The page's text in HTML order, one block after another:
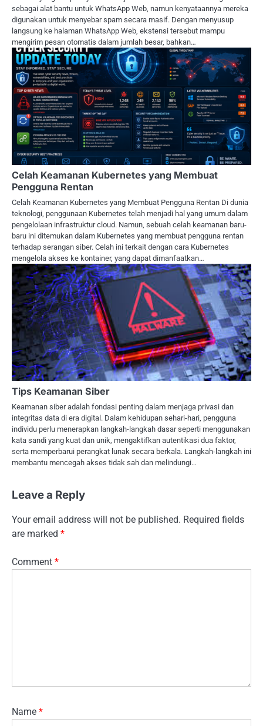
sebagai alat bantu untuk WhatsApp Web, namun kenyataannya mereka
digunakan untuk menyebar spam secara masif. Dengan menyusup
langsung ke halaman WhatsApp Web, ekstensi tersebut mampu
mengirim pesan otomatis dalam jumlah besar, bahkan…
Celah Keamanan Kubernetes yang Membuat
Pengguna Rentan
Celah Keamanan Kubernetes yang Membuat Pengguna Rentan Di dunia
teknologi, penggunaan Kubernetes telah menjadi hal yang umum dalam
pengelolaan infrastruktur cloud. Namun, sebuah celah keamanan baru-
baru ini ditemukan dalam Kubernetes yang membuat pengguna rentan
terhadap serangan siber. Celah ini terkait dengan cara Kubernetes
mengelola akses ke kontainer, yang dapat dimanfaatkan…
Tips Keamanan Siber
Keamanan siber adalah fondasi penting dalam menjaga privasi dan
integritas data di era digital. Dalam kehidupan sehari-hari, pengguna
individu perlu menerapkan langkah-langkah dasar seperti menggunakan
kata sandi yang kuat dan unik, mengaktifkan autentikasi dua faktor,
serta memperbarui perangkat lunak secara berkala. Langkah-langkah ini
membantu mencegah akses tidak sah dan melindungi…
Leave a Reply
Your email address will not be published. Required fields
are marked *
Comment *
Name *